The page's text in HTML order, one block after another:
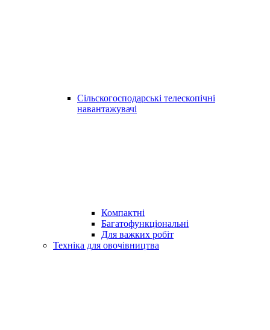
Сільскогосподарські телескопічні
навантажувачі
Компактні
Багатофункціональні
Для важких робіт
Техніка для овочівництва